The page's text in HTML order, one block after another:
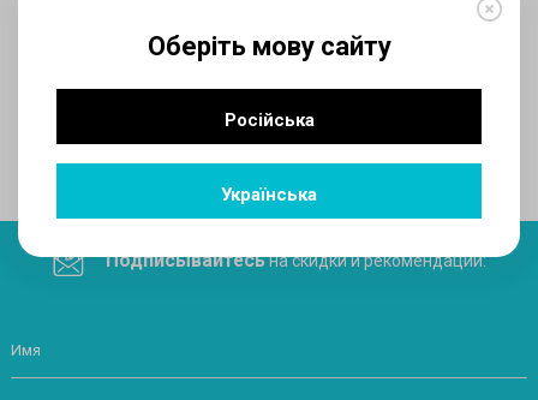
Оберіть мову сайту
Російська
Українська
Поделитесь ссылкой в социальных сетях
Подписывайтесьна скидки и рекомендации:
Имя